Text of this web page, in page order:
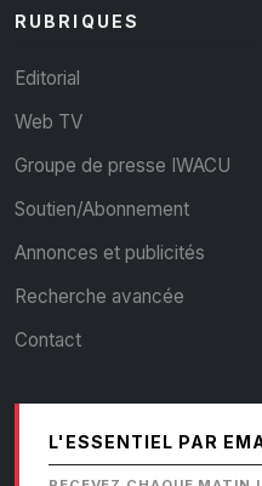
RUBRIQUES
Editorial
Web TV
Groupe de presse IWACU
Soutien/Abonnement
Annonces et publicités
Recherche avancée
Contact
L'ESSENTIEL PAR